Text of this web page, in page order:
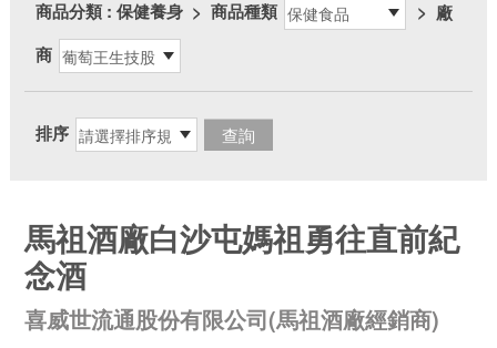
商品分類: 保健養身 > 商品種類 > 廠
商
排序
馬祖酒廠白沙屯媽祖勇往直前紀
念酒
喜威世流通股份有限公司(馬祖酒廠經銷商)